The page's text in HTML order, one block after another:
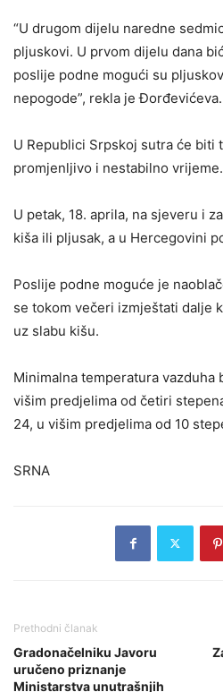
“U drugom dijelu naredne
pljuskovi. U prvom dijelu dana
poslije podne mogući su
nepogode”, rekla je Đorđevićeva.
U Republici Srpskoj sutra će biti
promjenljivo i nestabilno vrijeme.
U petak, 18. aprila, na sjeveru i
kiša ili pljusak, a u Hercegovini
Poslije podne moguće je
se tokom večeri izmještati dalje
uz slabu kišu.
Minimalna temperatura vazduha
višim predjelima od četiri
24, u višim predjelima od 10
SRNA
Prethodni članak
Gradonačelniku Javoru
uručeno priznanje
Ministarstva unutrašnjih